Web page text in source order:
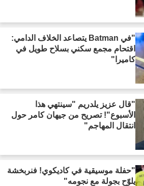
"في Batman يتصاعد الخلاف الدامي:
اقتحام مجمع سكني بسلاح طويل في
كاميرا"
"قال عزيز يلدريم "سينتهي هذا
الأسبوع"! تصريح من جيهان كامر حول
انتقال المهاجم"
"حفلة موسيقية في كاديكوي! فنربخشة
يلوّح بجولة مع نجومه"